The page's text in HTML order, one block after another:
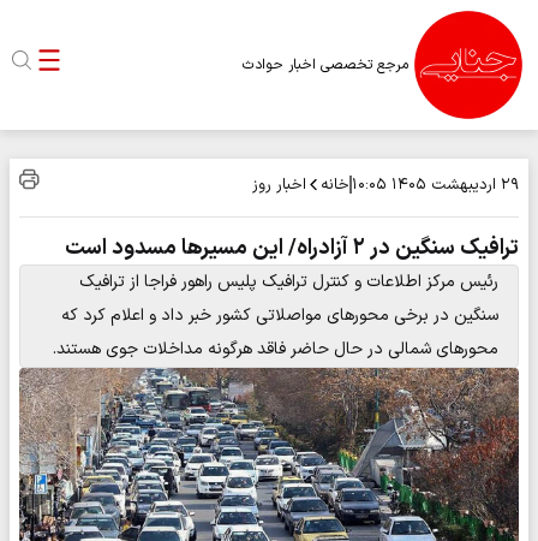
مرجع تخصصی اخبار حوادث
۲۹ اردیبهشت ۱۴۰۵ ۱۰:۰۵ خانه اخبار روز
ترافیک سنگین در ۲ آزادراه‌/ این مسیرها مسدود است
رئیس مرکز اطلاعات و کنترل ترافیک پلیس راهور فراجا از ترافیک
سنگین در برخی محورهای مواصلاتی کشور خبر داد و اعلام کرد که
محورهای شمالی در حال حاضر فاقد هرگونه مداخلات جوی هستند.